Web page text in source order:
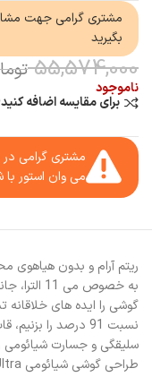
مشتری گرامی جهت
بگیرید
55,574,000
ناموجود
برای مقایسه اضافه کنید
مشتری گرامی
می وان استور
به خصوص
گوشی را ایده های
نسبت 91 درصد را
سلیقگی و جسارت شیائومی